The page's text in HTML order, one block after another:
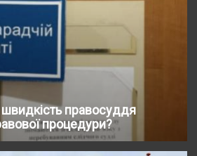
правосуддя
процедури?